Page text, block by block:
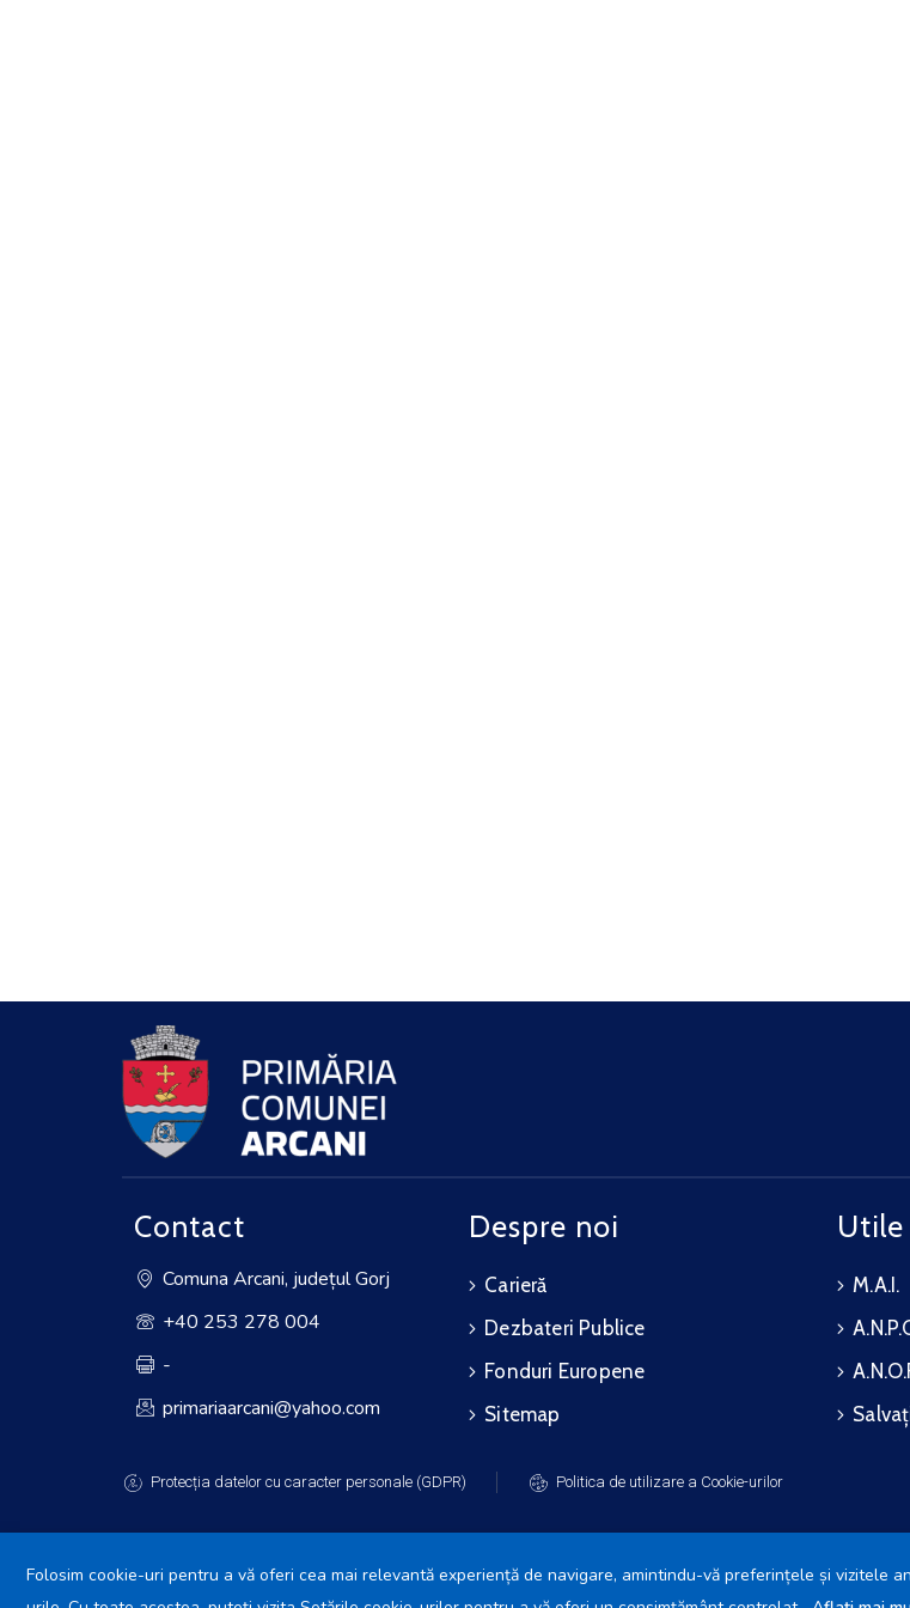
Contact
Comuna Arcani, județul Gorj
+40 253 278 004
-
primariaarcani@yahoo.com
Despre noi
Carieră
Dezbateri Publice
Fonduri Europene
Sitemap
Utile
M.A.I.
Protecția datelor cu caracter personale (GDPR) Politica de utilizare a Cookie-urilor
Folosim cookie-uri pentru a vă oferi cea mai relevantă experiență de navigare, amintindu-vă preferințele și vizitele